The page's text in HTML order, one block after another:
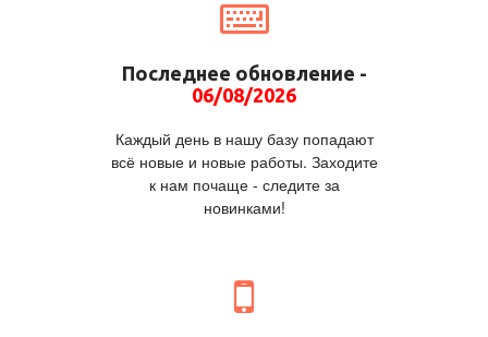
Последнее обновление -
06/08/2026
Каждый день в нашу базу попадают
всё новые и новые работы. Заходите
к нам почаще - следите за
новинками!